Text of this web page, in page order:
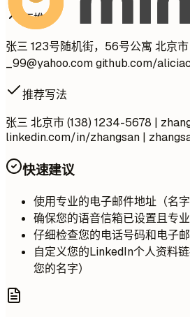
不推荐
张三 123号随机街，56号公寓 北京
_99@yahoo.comgithub.com/
推荐写法
张三 北京市 (138) 1234-5678 |
linkedin.com/in/zhangsan |
快速建议
使用专业的电子邮件地址（名字
确保您的语音信箱已设置且专业
仔细检查您的电话号码和电子
自定义您的LinkedIn个人资料
您的名字）